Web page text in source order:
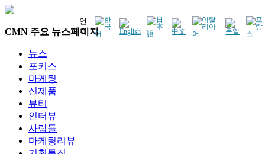
언
어
CMN 주요 뉴스페이지
뉴스
포커스
마케팅
신제품
뷰티
인터뷰
사람들
마케팅리뷰